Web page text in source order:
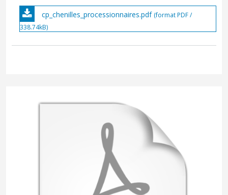
cp_chenilles_processionnaires.pdf (format PDF /
338.74kB)